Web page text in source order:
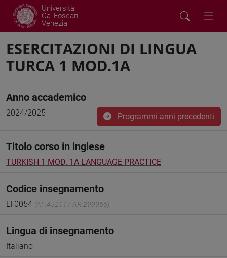
Università
Ca' Foscari
Venezia
ESERCITAZIONI DI LINGUA
TURCA 1 MOD.1A
Anno accademico
2024/2025 Programmi anni precedenti
Titolo corso in inglese
TURKISH 1 MOD. 1A LANGUAGE PRACTICE
Codice insegnamento
LT0054 (AF:452117 AR:299966)
Lingua di insegnamento
Italiano